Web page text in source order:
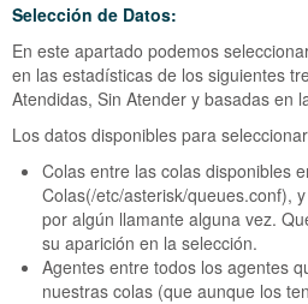
Selección de Datos:
En este apartado podemos
en las estadísticas de los siguientes
Atendidas, Sin Atender y basadas en
Los datos disponibles para
Colas entre las colas disponibles
Colas(/etc/asterisk/queues.conf),
por algún llamante alguna vez.
su aparición en la selección.
Agentes entre todos los agentes
nuestras colas (que aunque los